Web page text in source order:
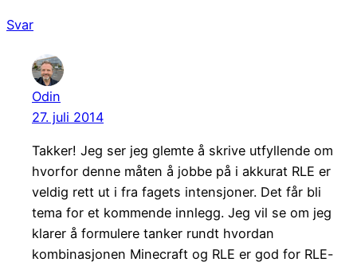
Svar
Odin
27. juli 2014
Takker! Jeg ser jeg glemte å skrive utfyllende om
hvorfor denne måten å jobbe på i akkurat RLE er
veldig rett ut i fra fagets intensjoner. Det får bli
tema for et kommende innlegg. Jeg vil se om jeg
klarer å formulere tanker rundt hvordan
kombinasjonen Minecraft og RLE er god for RLE-